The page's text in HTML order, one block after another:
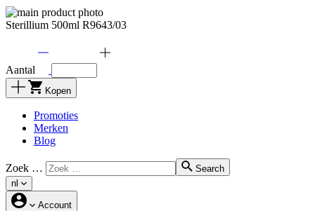
Sterillium 500ml R9643/03
Aantal
Kopen
Promoties
Merken
Blog
Zoek …
Search
nl
Account